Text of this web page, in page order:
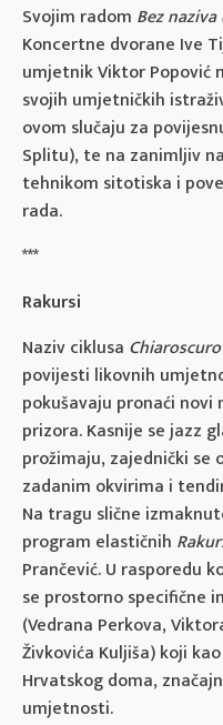
Svojim radom Bez
Koncertne dvorane Ive
umjetnik Viktor Popović
svojih umjetničkih
ovom slučaju za
Splitu), te na zanimljiv
tehnikom sitotiska i
rada.
***
Rakursi
Naziv ciklusa Chiaroscuro
povijesti likovnih
pokušavaju pronaći
prizora. Kasnije se jazz
prožimaju, zajednički se
zadanim okvirima i
Na tragu slične
program elastičnih
Prančević. U rasporedu
se prostorno specifične
(Vedrana Perkova,
Živkovića Kuljiša) koji
Hrvatskog doma,
umjetnosti.